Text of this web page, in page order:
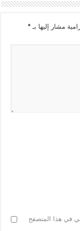
مشار إليها بـ*
في هذا المتصفح